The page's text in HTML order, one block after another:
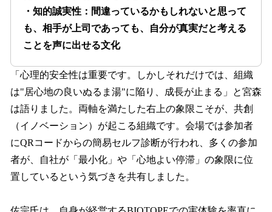
・知的誠実性：間違っているかもしれないと思って
も、相手が上司であっても、自分が真実だと考える
ことを声に出せる文化
「心理的安全性は重要です。しかしそれだけでは、組織
は"居心地の良いぬるま湯"に陥り、成長が止まる」と宮森
は語りました。両軸を満たした右上の象限こそが、共創
（イノベーション）が起こる組織です。会場では参加者
にQRコードからの簡易セルフ診断が行われ、多くの参加
者が、自社が「最小化」や「心地よい停滞」の象限に位
置しているという気づきを共有しました。